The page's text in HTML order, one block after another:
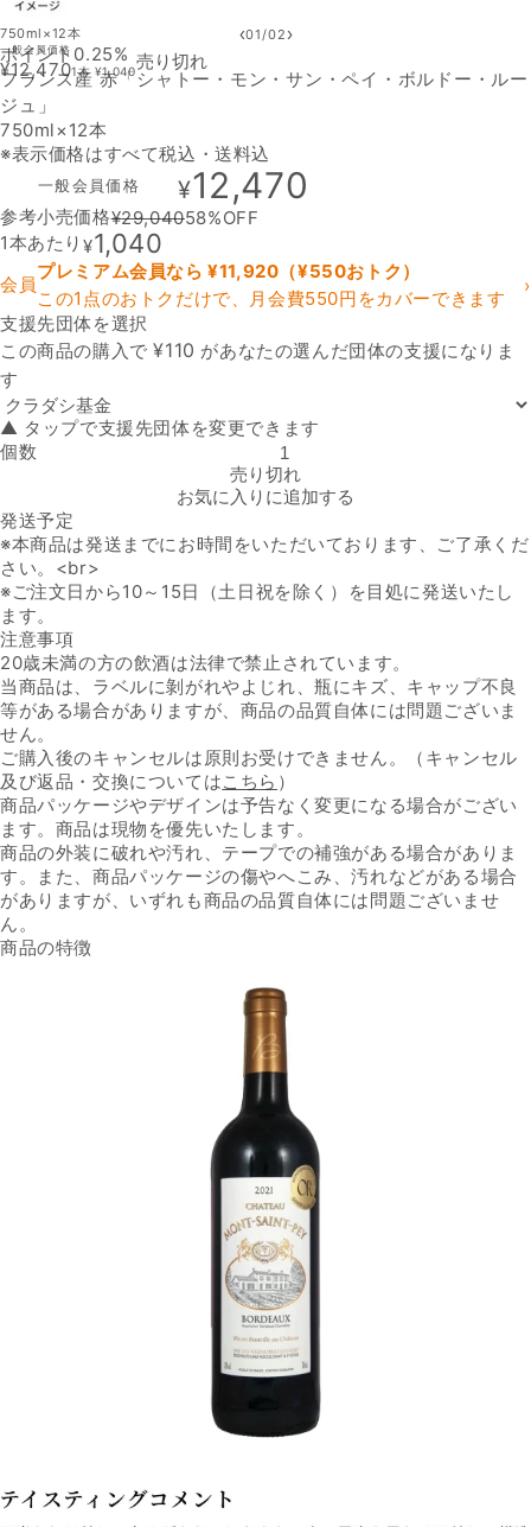
750ml×12本 ‹01 /02›
ポイント0.25%
フランス産 赤「シャトー・モン・サン・ペイ・ボルドー・ルー
ジュ」
750ml×12本
※表示価格はすべて税込・送料込
一般会員価格 ¥12,470
参考小売価格¥29,04058%OFF
1本あたり ¥1,040
会員
プレミアム会員なら ¥11,920 （¥550おトク）
この1点のおトクだけで、月会費550円をカバーできます
›
支援先団体を選択
この商品の購入で¥110 があなたの選んだ団体の支援になりま
す
支援先団体
▲ タップで支援先団体を変更できます
個数フランス産 赤「シャトー・モン・サン・ペイ・ボルドー・ルージュ」
売り切れ
お気に入りに追加する
発送予定
※本商品は発送までにお時間をいただいております、ご了承くだ
さい。<br>
※ご注文日から10～15日（土日祝を除く）を目処に発送いたし
ます。
注意事項
20歳未満の方の飲酒は法律で禁止されています。
当商品は、ラベルに剝がれやよじれ、瓶にキズ、キャップ不良
等がある場合がありますが、商品の品質自体には問題ございま
せん。
ご購入後のキャンセルは原則お受けできません。（キャンセル
及び返品・交換についてはこちら ）
商品パッケージやデザインは予告なく変更になる場合がござい
ます。商品は現物を優先いたします。
商品の外装に破れや汚れ、テープでの補強がある場合がありま
す。また、商品パッケージの傷やへこみ、汚れなどがある場合
がありますが、いずれも商品の品質自体には問題ございませ
ん。
一般会員価格
¥12,4701本¥1,040
売り切れ
商品の特徴